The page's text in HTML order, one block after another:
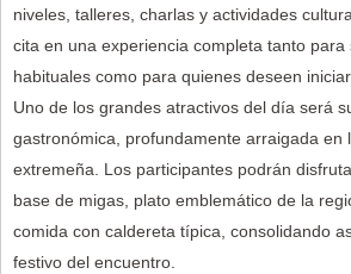
niveles, talleres, charlas y actividades
cita en una experiencia completa tanto para
habituales como para quienes deseen
Uno de los grandes atractivos del día será
gastronómica, profundamente arraigada en
extremeña. Los participantes podrán
base de migas, plato emblemático de la
comida con caldereta típica, consolidando
festivo del encuentro.